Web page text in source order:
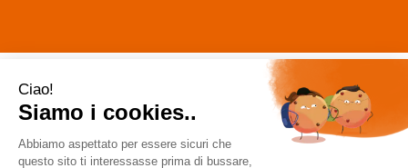
CELIACHIAMO.COM SRL
- VIA DELLA MAGLIANA, 183 00146
Roma (RM)
staff @ celiachiamo.com
| Tel.: 065506174| P.Iva:
10901621002 | Numero R.E.A.: 1212664